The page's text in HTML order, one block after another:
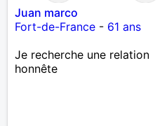
Juan marco
Fort-de-France- 61 ans
Je recherche une relation
honnête